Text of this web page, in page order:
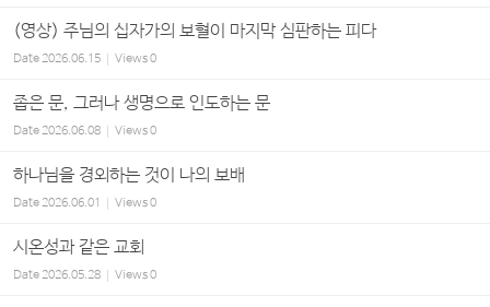
(영상) 주님의 십자가의 보혈이 마지막 심판하는 피다
Date2026.06.15 Views0
좁은 문, 그러나 생명으로 인도하는 문
Date2026.06.08 Views0
하나님을 경외하는 것이 나의 보배
Date2026.06.01 Views0
시온성과 같은 교회
Date2026.05.28 Views0